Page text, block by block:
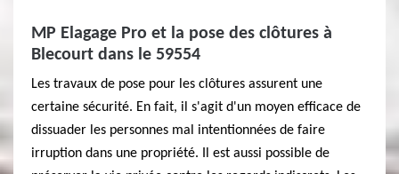
MP Elagage Pro et la pose des clôtures à
Blecourt dans le 59554
Les travaux de pose pour les clôtures assurent une
certaine sécurité. En fait, il s'agit d'un moyen efficace de
dissuader les personnes mal intentionnées de faire
irruption dans une propriété. Il est aussi possible de